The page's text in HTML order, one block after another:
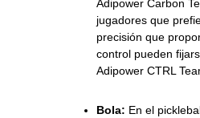
Adipower Carbon
jugadores que
precisión que
control pueden
Adipower CTRL
Bola: En el